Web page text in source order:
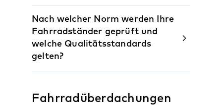
Nach welcher Norm werden Ihre
Fahrradständer geprüft und
welche Qualitätsstandards
gelten?
Fahrradüberdachungen